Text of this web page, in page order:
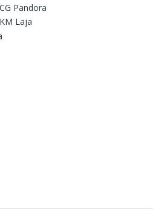
Pandora
Laja